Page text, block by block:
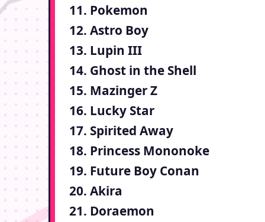
11. Pokemon
12. Astro Boy
13. Lupin III
14. Ghost in the Shell
15. Mazinger Z
16. Lucky Star
17. Spirited Away
18. Princess Mononoke
19. Future Boy Conan
20. Akira
21. Doraemon